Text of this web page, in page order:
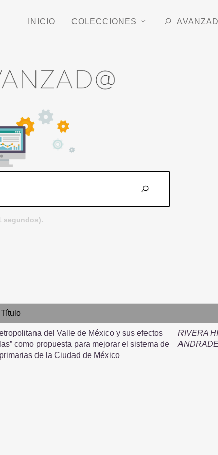
INICIO COLECCIONES
segundos).
Título
del Valle de México y sus efectos
como propuesta para mejorar el sistema de
de la Ciudad de México
RIVERA